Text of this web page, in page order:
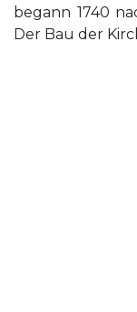
begann 1740
Der Bau der